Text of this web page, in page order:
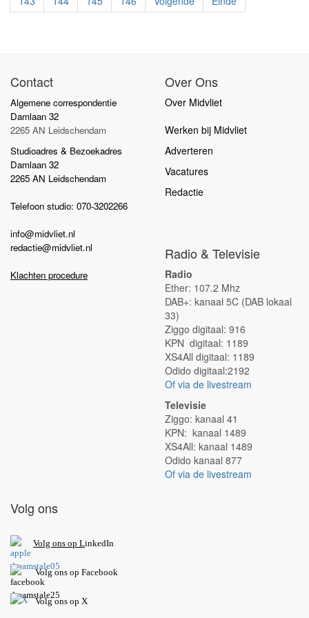
Contact
Algemene correspondentie
Damlaan 32
2265 AN Leidschendam
Studioadres & Bezoekadres
Damlaan 32
2265 AN Leidschendam
Telefoon studio: 070-3202266
info@midvliet.nl
redactie@midvliet.nl
Klachten procedure
Over Ons
Over Midvliet
Werken bij Midvliet
Adverteren
Vacatures
Redactie
Radio & Televisie
Radio
Ether: 107.2 Mhz
DAB+: kanaal 5C (DAB lokaal
33)
Ziggo digitaal: 916
KPN digitaal: 1189
XS4All digitaal: 1189
Odido digitaal:2192
Of via de livestream
Televisie
Ziggo: kanaal 41
KPN: kanaal 1489
XS4All: kanaal 1489
Odido kanaal 877
Of via de livestream
Volg ons
Volg ons op LinkedIn
Volg ons op Facebook
Volg ons op X